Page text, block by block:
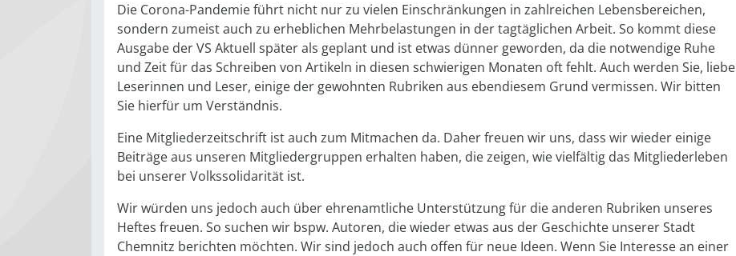
Die Corona-Pandemie führt nicht nur zu vielen Einschränkungen in zahlreichen Lebensbereichen,
sondern zumeist auch zu erheblichen Mehrbelastungen in der tagtäglichen Arbeit. So kommt diese
Ausgabe der VS Aktuell später als geplant und ist etwas dünner geworden, da die notwendige Ruhe
und Zeit für das Schreiben von Artikeln in diesen schwierigen Monaten oft fehlt. Auch werden Sie, liebe
Leserinnen und Leser, einige der gewohnten Rubriken aus ebendiesem Grund vermissen. Wir bitten
Sie hierfür um Verständnis.
Eine Mitgliederzeitschrift ist auch zum Mitmachen da. Daher freuen wir uns, dass wir wieder einige
Beiträge aus unseren Mitgliedergruppen erhalten haben, die zeigen, wie vielfältig das Mitgliederleben
bei unserer Volkssolidarität ist.
Wir würden uns jedoch auch über ehrenamtliche Unterstützung für die anderen Rubriken unseres
Heftes freuen. So suchen wir bspw. Autoren, die wieder etwas aus der Geschichte unserer Stadt
Chemnitz berichten möchten. Wir sind jedoch auch offen für neue Ideen. Wenn Sie Interesse an einer